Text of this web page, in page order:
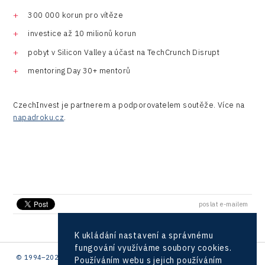
Kaleido
LAM-X
Virtual Lab
Manufacturing
Rail
Road
Consulting
Logic/MaaS
Security
Technická infrastruktura
Zaměstnanost
Konference Potenciál místní ekonomiky 2018
Představení průběžného pokroku projektu
Pasportizace
300 000 korun pro vítěze
investice až 10 milionů korun
pobyt v Silicon Valley a účast na TechCrunch Disrupt
mentoring Day 30+ mentorů
CzechInvest je partnerem a podporovatelem soutěže. Více na
napadroku.cz.
poslat e-mailem
© 1994–2026 CzechInvest | .
K ukládání nastavení a správnému
fungování využíváme soubory cookies.
Používáním webu s jejich používáním